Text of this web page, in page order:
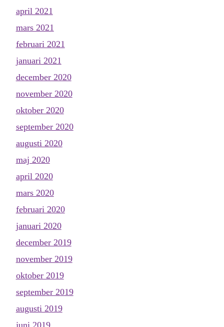
april 2021
mars 2021
februari 2021
januari 2021
december 2020
november 2020
oktober 2020
september 2020
augusti 2020
maj 2020
april 2020
mars 2020
februari 2020
januari 2020
december 2019
november 2019
oktober 2019
september 2019
augusti 2019
juni 2019